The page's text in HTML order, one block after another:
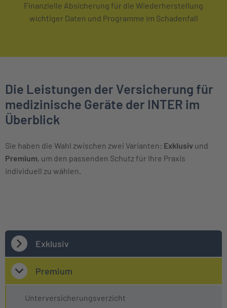
Finanzielle Absicherung für die Wiederherstellung
wichtiger Daten und Programme im Schadenfall
Die Leistungen der Versicherung für
medizinische Geräte der INTER im
Überblick
Sie haben die Wahl zwischen zwei Varianten: Exklusiv und
Premium, um den passenden Schutz für Ihre Praxis
individuell zu wählen.
Exklusiv
Premium
Unterversicherungsverzicht